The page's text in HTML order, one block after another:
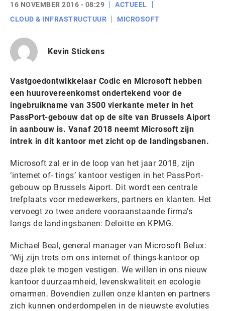
16 NOVEMBER 2016 - 08:29
ACTUEEL
CLOUD & INFRASTRUCTUUR
MICROSOFT
Kevin Stickens
Vastgoedontwikkelaar Codic en Microsoft hebben
een huurovereenkomst ondertekend voor de
ingebruikname van 3500 vierkante meter in het
PassPort-gebouw dat op de site van Brussels Aiport
in aanbouw is. Vanaf 2018 neemt Microsoft zijn
intrek in dit kantoor met zicht op de landingsbanen.
Microsoft zal er in de loop van het jaar 2018, zijn
‘internet of- tings’ kantoor vestigen in het PassPort-
gebouw op Brussels Aiport. Dit wordt een centrale
trefplaats voor medewerkers, partners en klanten. Het
vervoegt zo twee andere vooraanstaande firma’s
langs de landingsbanen: Deloitte en KPMG.
Michael Beal, general manager van Microsoft Belux:
‘Wij zijn trots om ons internet of things-kantoor op
deze plek te mogen vestigen. We willen in ons nieuw
kantoor duurzaamheid, levenskwaliteit en ecologie
omarmen. Bovendien zullen onze klanten en partners
zich kunnen onderdompelen in de nieuwste evoluties